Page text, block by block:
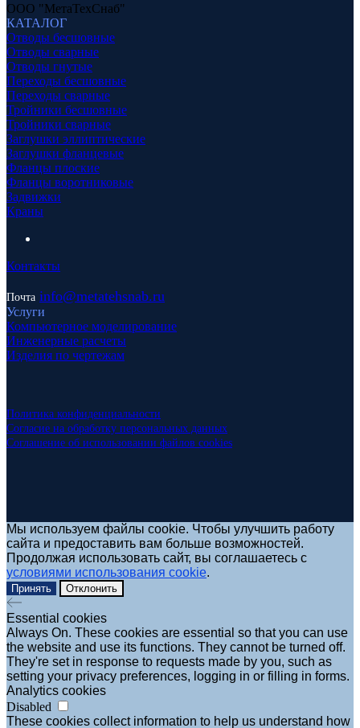
ООО "МетаТехСнаб"
КАТАЛОГ
Отводы бесшовные
Отводы сварные
Отводы гнутые
Переходы бесшовные
Переходы сварные
Тройники бесшовные
Тройники сварные
Заглушки эллиптические
Заглушки фланцевые
Фланцы плоские
Фланцы воротниковые
Задвижки
Краны
Контакты
Почта info@metatehsnab.ru
Услуги
Компьютерное моделирование
Инженерные расчеты
Изделия по чертежам
Политика конфиденциальности
Согласие на обработку персональных данных
Соглашение об использовании файлов cookies
Мы используем файлы cookie. Чтобы улучшить работу
сайта и предоставить вам больше возможностей.
Продолжая использовать сайт, вы соглашаетесь с
условиями использования cookie.
Принять Отклонить
Essential cookies
Always On. These cookies are essential so that you can use
the website and use its functions. They cannot be turned off.
They're set in response to requests made by you, such as
setting your privacy preferences, logging in or filling in forms.
Analytics cookies
Disabled
These cookies collect information to help us understand how